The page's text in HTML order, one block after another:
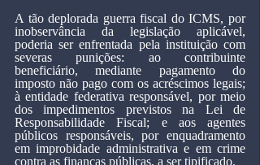
A tão deplorada guerra fiscal do ICMS, por
inobservância da legislação aplicável,
poderia ser enfrentada pela instituição com
severas punições: ao contribuinte
beneficiário, mediante pagamento do
imposto não pago com os acréscimos legais;
à entidade federativa responsável, por meio
dos impedimentos previstos na Lei de
Responsabilidade Fiscal; e aos agentes
públicos responsáveis, por enquadramento
em improbidade administrativa e em crime
contra as finanças públicas, a ser tipificado.